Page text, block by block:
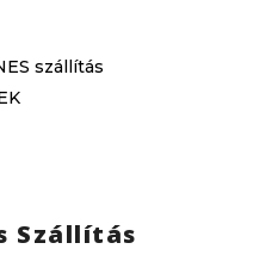
szállítás
Szállítás